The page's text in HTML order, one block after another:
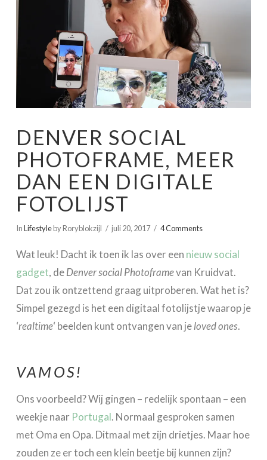
DENVER SOCIAL
PHOTOFRAME, MEER
DAN EEN DIGITALE
FOTOLIJST
InLifestyleby Roryblokzijl juli 20, 2017 4 Comments
Wat leuk! Dacht ik toen ik las over een nieuw social
gadget, deDenver social Photoframevan Kruidvat.
Dat zou ik ontzettend graag uitproberen. Wat het is?
Simpel gezegd is het een digitaal fotolijstje waarop je
‘realtime‘ beelden kunt ontvangen van jeloved ones.
VAMOS!
Ons voorbeeld? Wij gingen – redelijk spontaan – een
weekje naar Portugal. Normaal gesproken samen
met Oma en Opa. Ditmaal met zijn drietjes. Maar hoe
zouden ze er toch een klein beetje bij kunnen zijn?